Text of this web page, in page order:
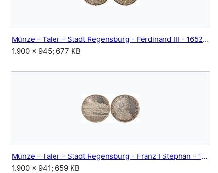
Münze - Taler - Stadt Regensburg - Ferdinand III - 1652.jpg
1.900 × 945; 677 KB
Münze - Taler - Stadt Regensburg - Franz I Stephan - 1756.jpg
1.900 × 941; 659 KB